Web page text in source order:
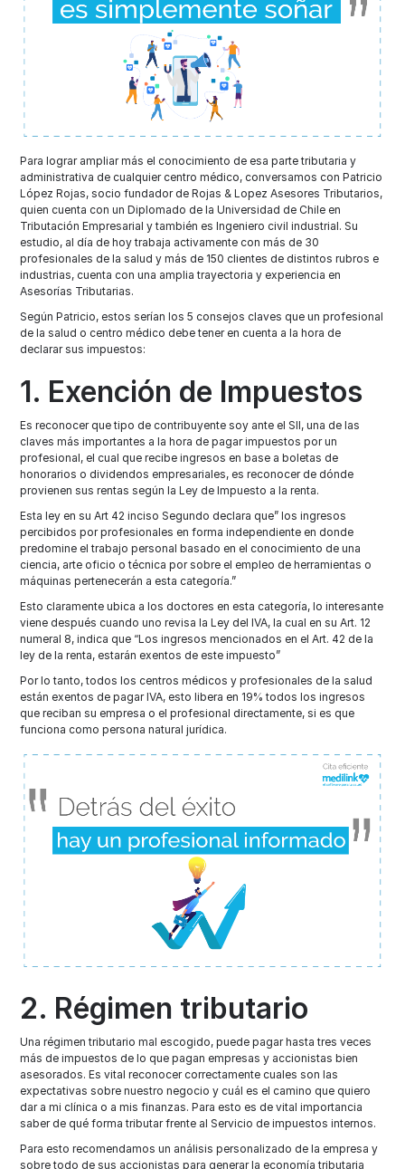
Para lograr ampliar más el conocimiento de esa parte tributaria y
administrativa de cualquier centro médico, conversamos con Patricio
López Rojas, socio fundador de Rojas & Lopez Asesores Tributarios,
quien cuenta con un Diplomado de la Universidad de Chile en
Tributación Empresarial y también es Ingeniero civil industrial. Su
estudio, al día de hoy trabaja activamente con más de 30
profesionales de la salud y más de 150 clientes de distintos rubros e
industrias, cuenta con una amplia trayectoria y experiencia en
Asesorías Tributarias.
Según Patricio, estos serían los 5 consejos claves que un profesional
de la salud o centro médico debe tener en cuenta a la hora de
declarar sus impuestos:
1. Exención de Impuestos
Es reconocer que tipo de contribuyente soy ante el SII, una de las
claves más importantes a la hora de pagar impuestos por un
profesional, el cual que recibe ingresos en base a boletas de
honorarios o dividendos empresariales, es reconocer de dónde
provienen sus rentas según la Ley de Impuesto a la renta.
Esta ley en su Art 42 inciso Segundo declara que” los ingresos
percibidos por profesionales en forma independiente en donde
predomine el trabajo personal basado en el conocimiento de una
ciencia, arte oficio o técnica por sobre el empleo de herramientas o
máquinas pertenecerán a esta categoría.”
Esto claramente ubica a los doctores en esta categoría, lo interesante
viene después cuando uno revisa la Ley del IVA, la cual en su Art. 12
numeral 8, indica que “Los ingresos mencionados en el Art. 42 de la
ley de la renta, estarán exentos de este impuesto”
Por lo tanto, todos los centros médicos y profesionales de la salud
están exentos de pagar IVA, esto libera en 19% todos los ingresos
que reciban su empresa o el profesional directamente, si es que
funciona como persona natural jurídica.
2. Régimen tributario
Una régimen tributario mal escogido, puede pagar hasta tres veces
más de impuestos de lo que pagan empresas y accionistas bien
asesorados. Es vital reconocer correctamente cuales son las
expectativas sobre nuestro negocio y cuál es el camino que quiero
dar a mi clínica o a mis finanzas. Para esto es de vital importancia
saber de qué forma tributar frente al Servicio de impuestos internos.
Para esto recomendamos un análisis personalizado de la empresa y
sobre todo de sus accionistas para generar la economía tributaria